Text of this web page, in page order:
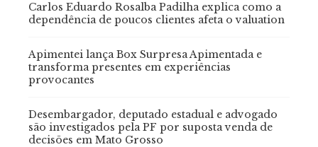
Carlos Eduardo Rosalba Padilha explica como a
dependência de poucos clientes afeta o valuation
Apimentei lança Box Surpresa Apimentada e
transforma presentes em experiências
provocantes
Desembargador, deputado estadual e advogado
são investigados pela PF por suposta venda de
decisões em Mato Grosso